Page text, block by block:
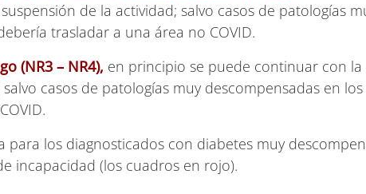
de la actividad; salvo casos de patologías
trasladar a una área no COVID.
(NR3 – NR4), en principio se puede continuar con la
casos de patologías muy descompensadas en
los diagnosticados con diabetes muy
incapacidad (los cuadros en rojo).